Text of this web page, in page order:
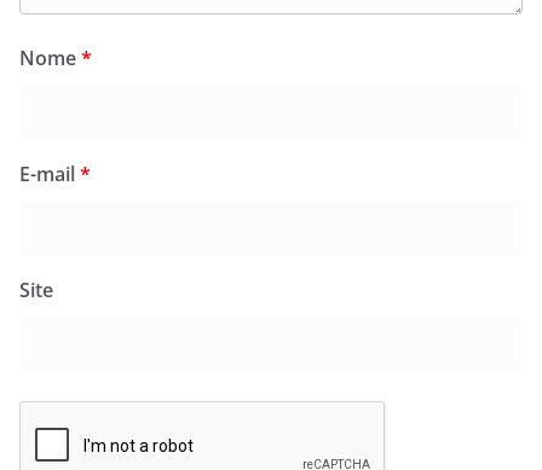
Nome*
E-mail*
Site